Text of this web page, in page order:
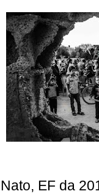
Nato, EF da